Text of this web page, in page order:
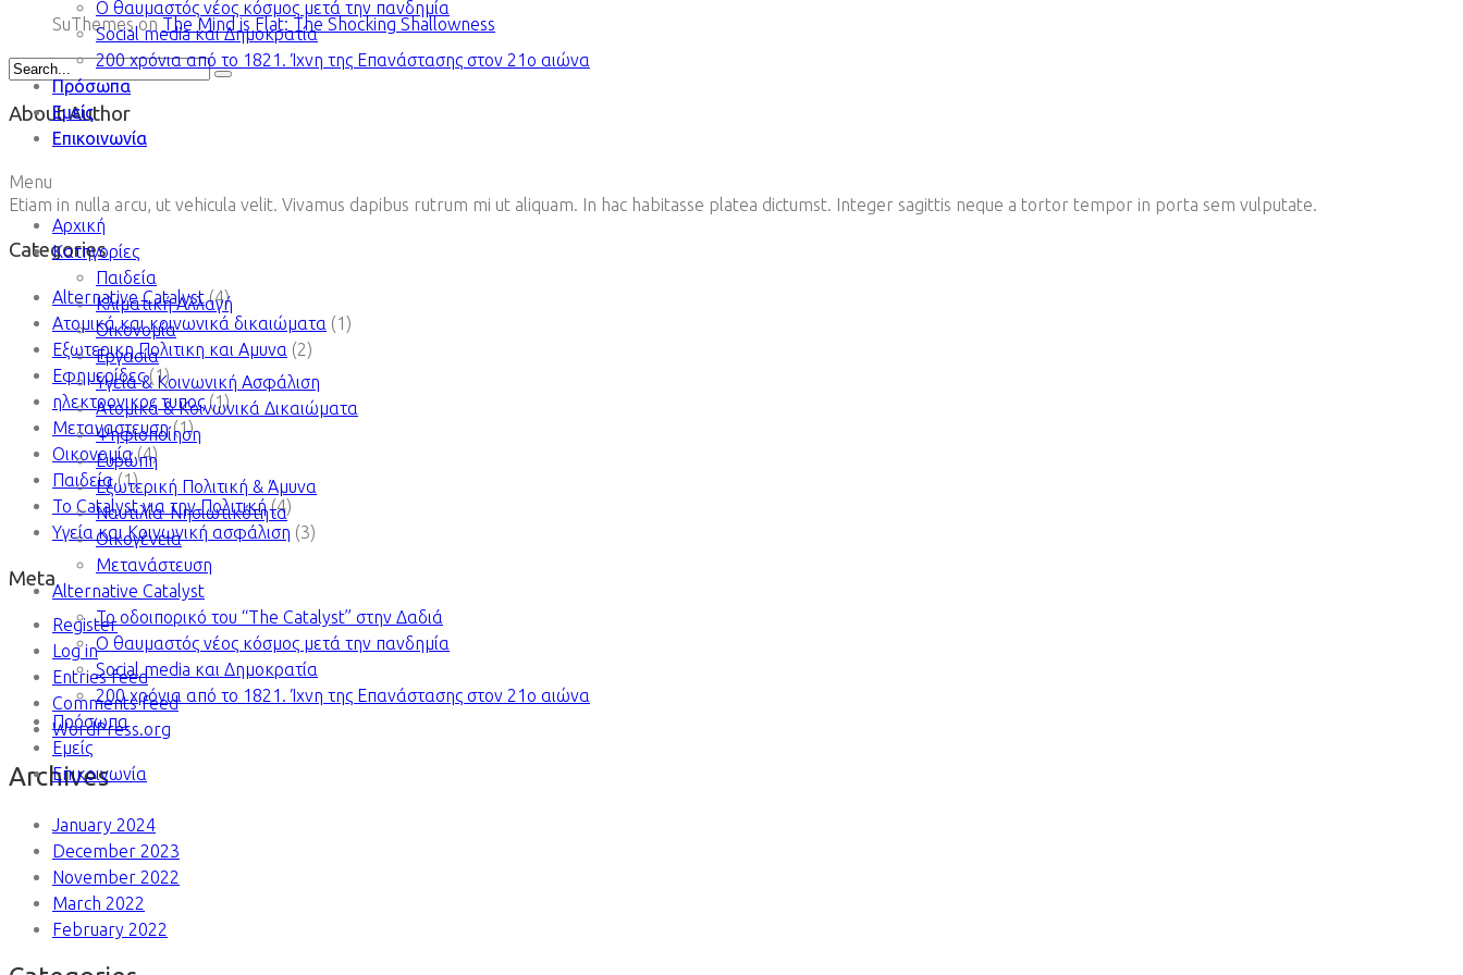
Ο θαυμαστός νέος κόσμος μετά την πανδημία
Social media και Δημοκρατία
200 χρόνια από το 1821. Ίχνη της Επανάστασης στον 21ο αιώνα
Πρόσωπα
Εμείς
Επικοινωνία
Menu
Αρχική
Κατηγορίες
Παιδεία
Κλιματική Αλλαγή
Οικονομία
Εργασία
Υγεία & Κοινωνική Ασφάλιση
Ατομικά & Κοινωνικά Δικαιώματα
Ψηφιοποίηση
Ευρώπη
Εξωτερική Πολιτική & Άμυνα
Ναυτιλία-Νησιωτικότητα
Οικογένεια
Μετανάστευση
Alternative Catalyst
To οδοιπορικό του “The Catalyst” στην Δαδιά
Ο θαυμαστός νέος κόσμος μετά την πανδημία
Social media και Δημοκρατία
200 χρόνια από το 1821. Ίχνη της Επανάστασης στον 21ο αιώνα
Πρόσωπα
Εμείς
Επικοινωνία
SuThemeson The Mind is Flat: The Shocking Shallowness
About Author
Etiam in nulla arcu, ut vehicula velit. Vivamus dapibus rutrum mi ut aliquam. In hac habitasse platea dictumst. Integer sagittis neque a tortor tempor in porta sem vulputate.
Categories
Alternative Catalyst(4)
Ατομικά και κοινωνικά δικαιώματα (1)
Εξωτερικη Πολιτικη και Αμυνα (2)
Εφημερίδες(1)
ηλεκτρονικος τυπος(1)
Μεταναστευση(1)
Οικονομία(4)
Παιδεία(1)
Το Catalyst για την Πολιτική(4)
Υγεία και Κοινωνική ασφάλιση (3)
Meta
Register
Log in
Entries feed
Comments feed
WordPress.org
Archives
January 2024
December 2023
November 2022
March 2022
February 2022